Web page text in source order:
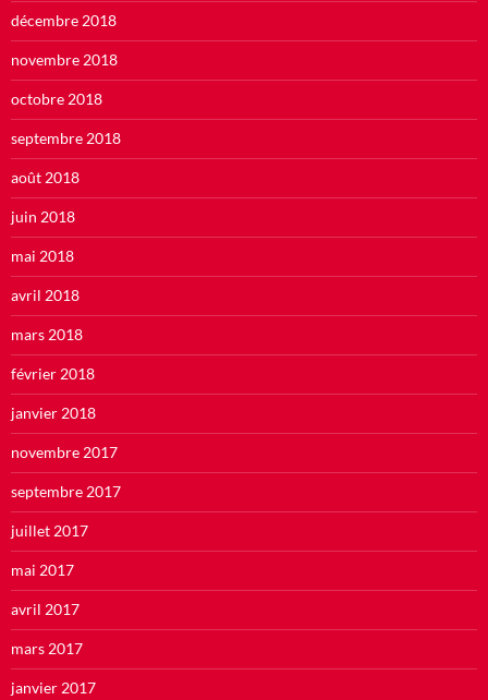
décembre 2018
novembre 2018
octobre 2018
septembre 2018
août 2018
juin 2018
mai 2018
avril 2018
mars 2018
février 2018
janvier 2018
novembre 2017
septembre 2017
juillet 2017
mai 2017
avril 2017
mars 2017
janvier 2017